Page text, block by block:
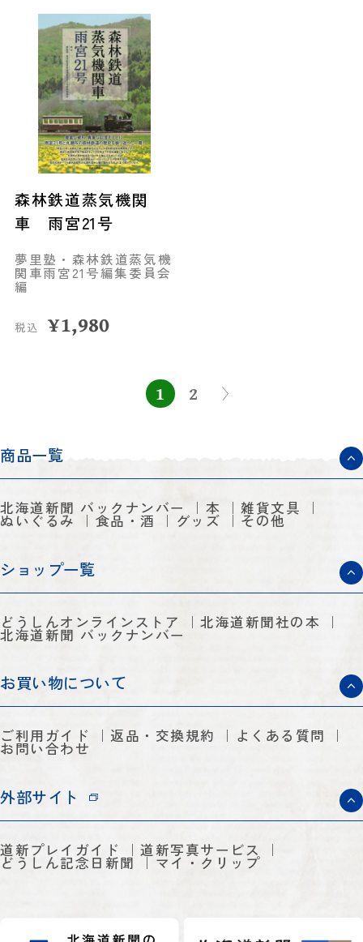
森林鉄道蒸気機関
車 雨宮21号
夢里塾・森林鉄道蒸気機
関車雨宮21号編集委員会
編
税込 ¥1,980
1 2
商品一覧
北海道新聞 バックナンバー 本 雑貨文具
ぬいぐるみ 食品・酒 グッズ その他
ショップ一覧
どうしんオンラインストア 北海道新聞社の本
北海道新聞 バックナンバー
お買い物について
ご利用ガイド 返品・交換規約 よくある質問
お問い合わせ
外部サイト
道新プレイガイド 道新写真サービス
どうしん記念日新聞 マイ・クリップ